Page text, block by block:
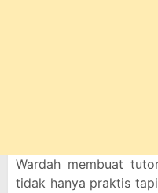
Wardah membuat
tidak hanya praktis